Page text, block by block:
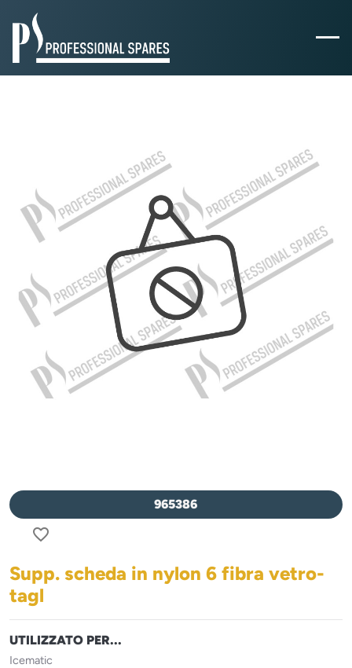
965386
favorite_border
Supp. scheda in nylon 6 fibra vetro-
tagl
UTILIZZATO PER...
Icematic